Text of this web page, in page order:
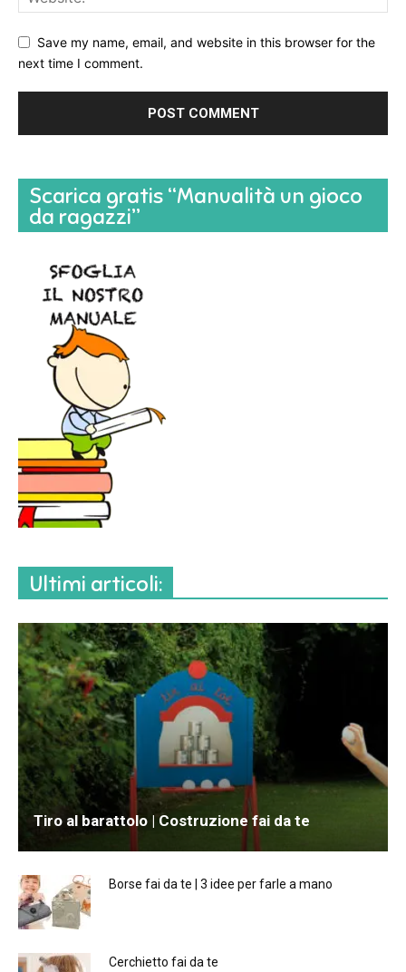
Save my name, email, and website in this browser for the
next time I comment.
Scarica gratis “Manualità un gioco
da ragazzi”
Ultimi articoli:
Tiro al barattolo | Costruzione fai da te
Borse fai da te | 3 idee per farle a mano
Cerchietto fai da te